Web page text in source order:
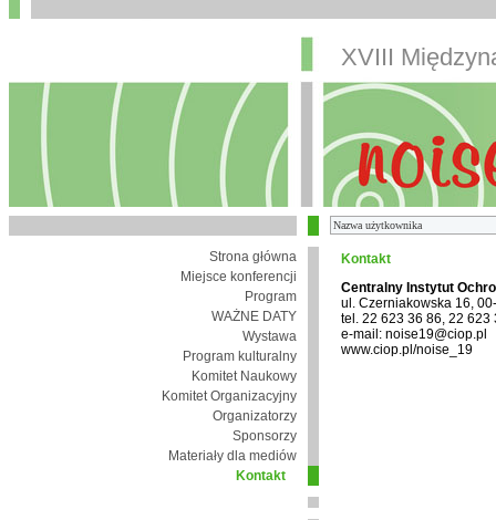
XVIII
Strona główna
Miejsce konferencji
Program
WAŻNE DATY
Wystawa
Program kulturalny
Komitet Naukowy
Komitet Organizacyjny
Organizatorzy
Sponsorzy
Materiały dla mediów
Kontakt
Kontakt
Centralny Instytut
ul. Czerniakowska 16,
tel. 22 623 36 86, 22 623
e-mail: noise19@ciop.pl
www.ciop.pl/noise_19